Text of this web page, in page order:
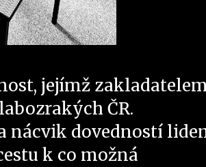
jejímž
ČR.
nácvik dovedností
k co možná